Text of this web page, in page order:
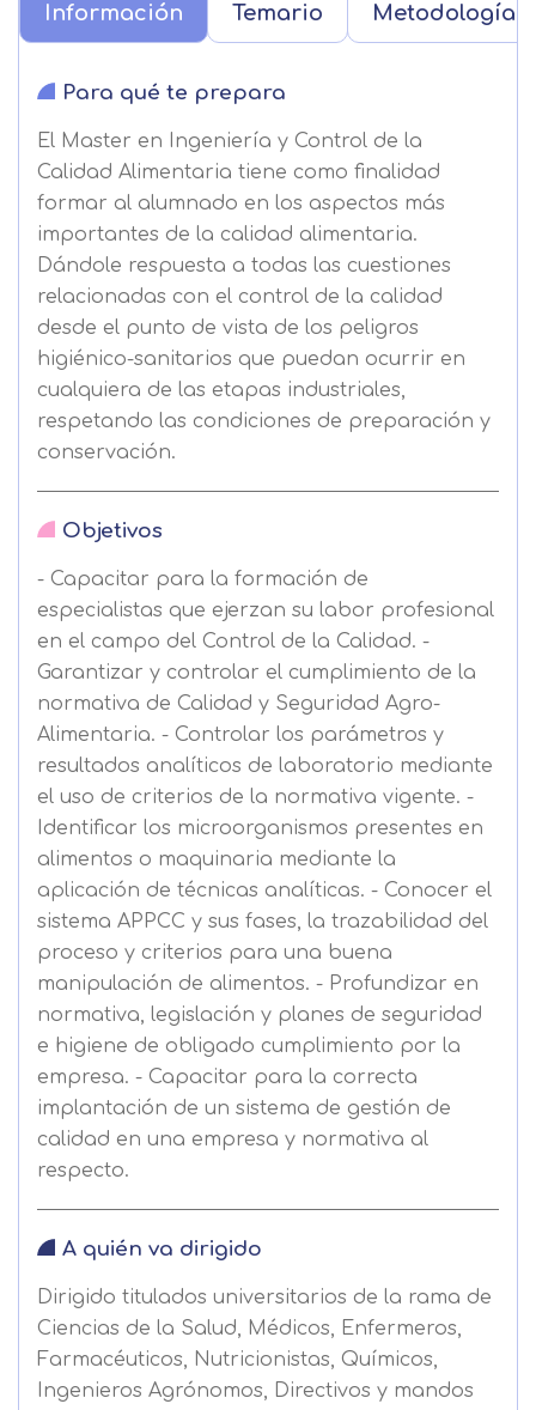
Información Temario Metodología
Para qué te prepara
El Master en Ingeniería y Control de la
Calidad Alimentaria tiene como finalidad
formar al alumnado en los aspectos más
importantes de la calidad alimentaria.
Dándole respuesta a todas las cuestiones
relacionadas con el control de la calidad
desde el punto de vista de los peligros
higiénico-sanitarios que puedan ocurrir en
cualquiera de las etapas industriales,
respetando las condiciones de preparación y
conservación.
Objetivos
- Capacitar para la formación de
especialistas que ejerzan su labor profesional
en el campo del Control de la Calidad. -
Garantizar y controlar el cumplimiento de la
normativa de Calidad y Seguridad Agro-
Alimentaria. - Controlar los parámetros y
resultados analíticos de laboratorio mediante
el uso de criterios de la normativa vigente. -
Identificar los microorganismos presentes en
alimentos o maquinaria mediante la
aplicación de técnicas analíticas. - Conocer el
sistema APPCC y sus fases, la trazabilidad del
proceso y criterios para una buena
manipulación de alimentos. - Profundizar en
normativa, legislación y planes de seguridad
e higiene de obligado cumplimiento por la
empresa. - Capacitar para la correcta
implantación de un sistema de gestión de
calidad en una empresa y normativa al
respecto.
A quién va dirigido
Dirigido titulados universitarios de la rama de
Ciencias de la Salud, Médicos, Enfermeros,
Farmacéuticos, Nutricionistas, Químicos,
Ingenieros Agrónomos, Directivos y mandos